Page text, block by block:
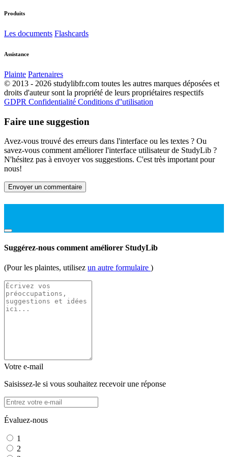
Produits
Les documents Flashcards
Assistance
Plainte Partenaires
© 2013 - 2026 studylibfr.com toutes les autres marques déposées et
droits d'auteur sont la propriété de leurs propriétaires respectifs
GDPR Confidentialité Conditions d''utilisation
Faire une suggestion
Avez-vous trouvé des erreurs dans l'interface ou les textes ? Ou
savez-vous comment améliorer l'interface utilisateur de StudyLib ?
N'hésitez pas à envoyer vos suggestions. C'est très important pour
nous!
Envoyer un commentaire
Suggérez-nous comment améliorer StudyLib
(Pour les plaintes, utilisez un autre formulaire )
Votre e-mail
Saisissez-le si vous souhaitez recevoir une réponse
Évaluez-nous
1
2